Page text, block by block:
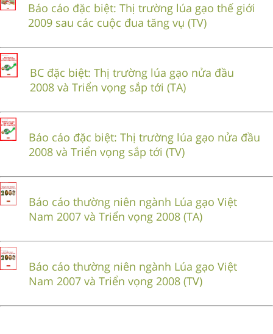
Báo cáo đặc biệt: Thị trường lúa gạo thế giới
2009 sau các cuộc đua tăng vụ (TV)
BC đặc biệt: Thị trường lúa gạo nửa đầu
2008 và Triển vọng sắp tới (TA)
Báo cáo đặc biệt: Thị trường lúa gạo nửa đầu
2008 và Triển vọng sắp tới (TV)
Báo cáo thường niên ngành Lúa gạo Việt
Nam 2007 và Triển vọng 2008 (TA)
Báo cáo thường niên ngành Lúa gạo Việt
Nam 2007 và Triển vọng 2008 (TV)